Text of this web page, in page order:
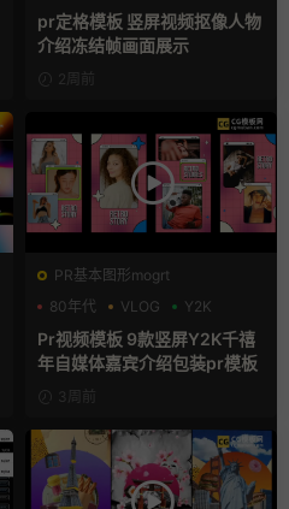
动态海报
pr定格模板 竖屏视频抠像人物
介绍冻结帧画面展示
2周前
PR基本图形mogrt
80年代
VLOG Y2K
Pr视频模板 9款竖屏Y2K千禧
年自媒体嘉宾介绍包装pr模板
3周前